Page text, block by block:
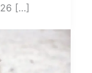
[…]